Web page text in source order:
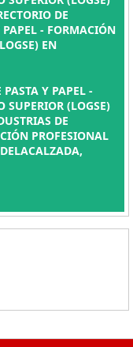
DE
PAPEL - FORMACIÓN
EN
Y PAPEL -
SUPERIOR (LOGSE)
DE
PROFESIONAL